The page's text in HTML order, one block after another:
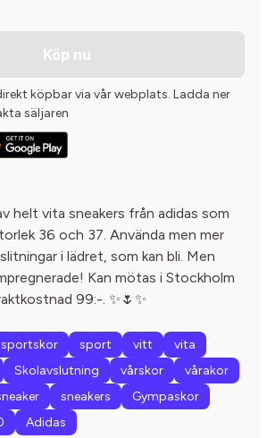
Köp nu
köpbar via vår webplats. Ladda ner
säljaren
helt vita sneakers från adidas som
36 och 37. Använda men mer
i lädret, som kan bli. Men
Kan mötas i Stockholm
99:-. ✨🌷✨
sportskor sport vitt
vita
Skolavslutning vårskor
vårakor
sneakers
Gympaskor
Adidas